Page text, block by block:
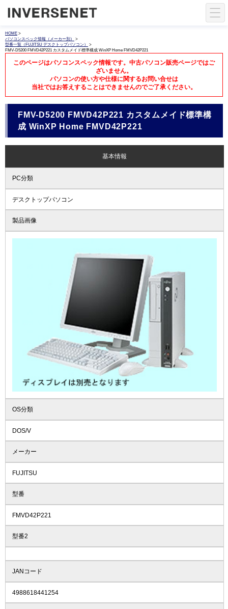
HOME >
パソコンスペック情報（メーカー別）
>
型番一覧（FUJITSU デスクトップパソコン）
>
FMV-D5200 FMVD42P221 カスタムメイド標準構成 WinXP Home FMVD42P221
このページはパソコンスペック情報です。中古パソコン販売ページではご
ざいません。
パソコンの使い方や仕様に関するお問い合せは
当社ではお答えすることはできませんのでご了承ください。
FMV-D5200 FMVD42P221 カスタムメイド標準構
成 WinXP Home FMVD42P221
基本情報
PC分類
デスクトップパソコン
製品画像
OS分類
DOS/V
メーカー
FUJITSU
型番
FMVD42P221
型番2
JANコード
4988618441254